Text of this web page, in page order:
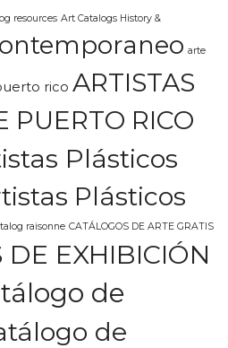
resources Art Catalogs History &
arte
rico ARTISTAS
PUERTO RICO
Plásticos
Plásticos
raisonne CATÁLOGOS DE ARTE GRATIS
DE EXHIBICIÓN
de
de